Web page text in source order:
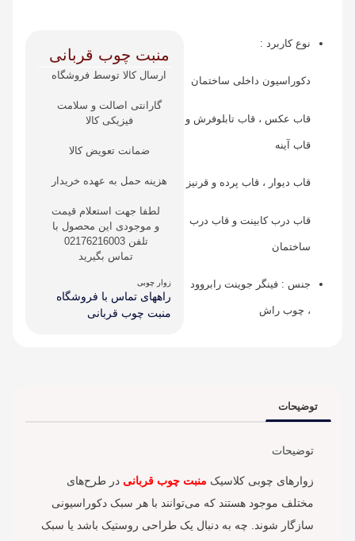
نوع کاربرد :
دکوراسیون داخلی ساختمان
قاب عکس ، قاب تابلوفرش و
قاب آینه
قاب دیوار ، قاب پرده و قرنیز
قاب درب کابینت و قاب درب
ساختمان
جنس : فینگر جوینت رابروود
، چوب راش
منبت چوب قربانی
ارسال کالا توسط فروشگاه
گارانتی اصالت و سلامت
فیزیکی کالا
ضمانت تعویض کالا
هزینه حمل به عهده خریدار
لطفا جهت استعلام قیمت
و موجودی این محصول با
تلفن 02176216003
تماس بگیرید
زوار چوبی
راههای تماس با فروشگاه
منبت چوب قربانی
توضیحات
توضیحات
زوارهای چوبی کلاسیک منبت چوب قربانی در طرح‌های
مختلف موجود هستند که می‌توانند با هر سبک دکوراسیونی
سازگار شوند. چه به دنبال یک طراحی روستیک باشد یا سبک